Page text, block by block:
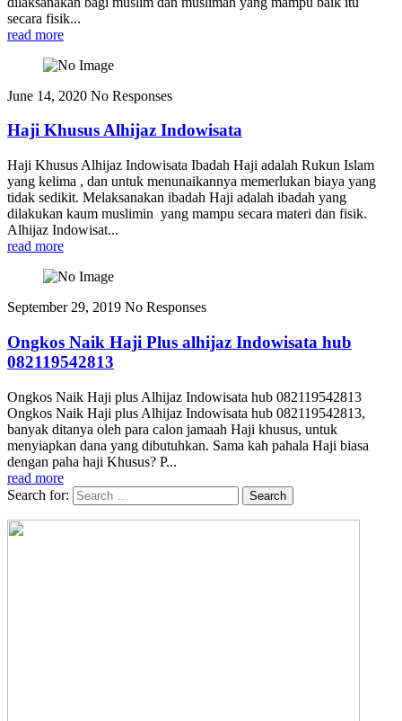
secara fisik...
read more
June 14, 2020 No Responses
Haji Khusus Alhijaz Indowisata
Haji Khusus Alhijaz Indowisata Ibadah Haji adalah Rukun Islam
yang kelima , dan untuk menunaikannya memerlukan biaya yang
tidak sedikit. Melaksanakan ibadah Haji adalah ibadah yang
dilakukan kaum muslimin yang mampu secara materi dan fisik.
Alhijaz Indowisat...
read more
September 29, 2019 No Responses
Ongkos Naik Haji Plus alhijaz Indowisata hub
082119542813
Ongkos Naik Haji plus Alhijaz Indowisata hub 082119542813
Ongkos Naik Haji plus Alhijaz Indowisata hub 082119542813,
banyak ditanya oleh para calon jamaah Haji khusus, untuk
menyiapkan dana yang dibutuhkan. Sama kah pahala Haji biasa
dengan paha haji Khusus? P...
read more
Search for: